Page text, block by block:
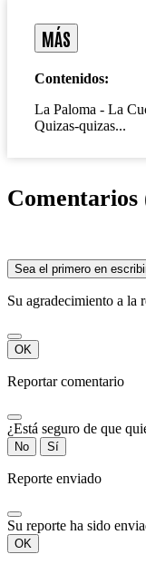
MÁS
Contenidos:
La Paloma - La
Quizas-quizas...
Comentarios
Sea el primero en
Su agradecimiento a la
OK
Reportar comentario
¿Está seguro de que
No Sí
Reporte enviado
Su reporte ha sido
OK